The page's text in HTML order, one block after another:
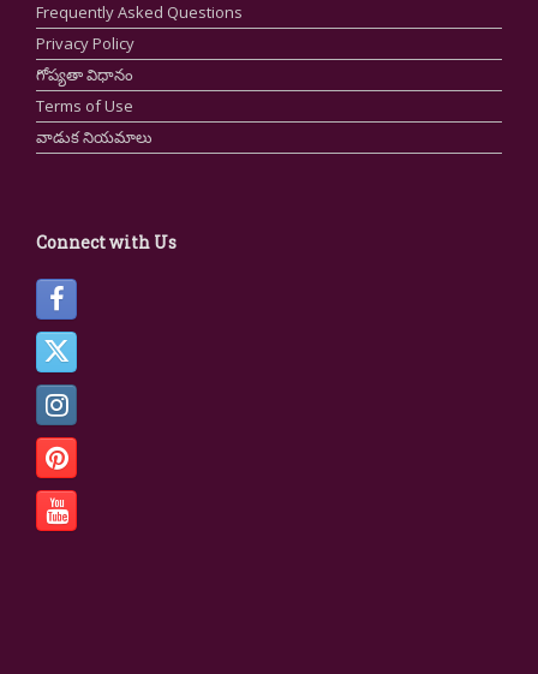
Frequently Asked Questions
Privacy Policy
గోప్యతా విధానం
Terms of Use
వాడుక నియమాలు
Connect with Us